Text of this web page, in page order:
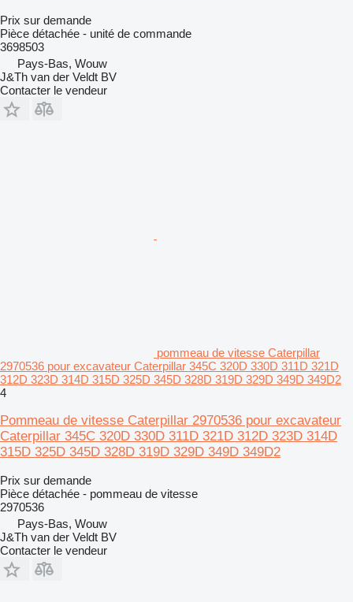
Prix sur demande
Pièce détachée - unité de commande
3698503
Pays-Bas, Wouw
J&Th van der Veldt BV
Contacter le vendeur
pommeau de vitesse Caterpillar
2970536 pour excavateur Caterpillar 345C 320D 330D 311D 321D
312D 323D 314D 315D 325D 345D 328D 319D 329D 349D 349D2
4
Pommeau de vitesse Caterpillar 2970536 pour excavateur
Caterpillar 345C 320D 330D 311D 321D 312D 323D 314D
315D 325D 345D 328D 319D 329D 349D 349D2
Prix sur demande
Pièce détachée - pommeau de vitesse
2970536
Pays-Bas, Wouw
J&Th van der Veldt BV
Contacter le vendeur